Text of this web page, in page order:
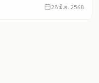
28 มิ.ย. 2568